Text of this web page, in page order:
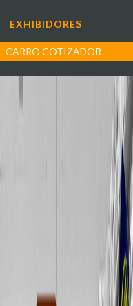
EXHIBIDORES
CARRO COTIZADOR